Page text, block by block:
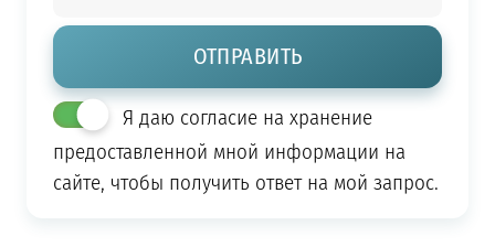
Я даю согласие на хранение
предоставленной мной информации на
сайте, чтобы получить ответ на мой запрос.